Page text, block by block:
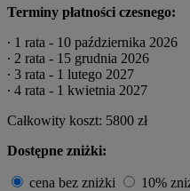
Terminy płatności czesnego:
∙ 1 rata - 10 października 2026
∙ 2 rata - 15 grudnia 2026
∙ 3 rata - 1 lutego 2027
∙ 4 rata - 1 kwietnia 2027
Całkowity koszt: 5800 zł
Dostępne zniżki:
cena bez zniżki
10%